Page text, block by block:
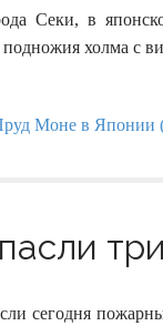
Секи, в
подножия холма с
сегодня